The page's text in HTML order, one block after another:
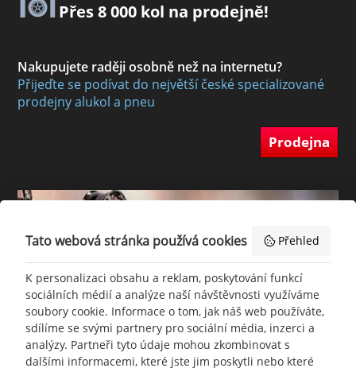
Přes 8 000 kol na prodejně!
Nakupujete raději osobně než na internetu?
Přijeďte se podívat do největší české specializované
prodejny alukol a pneu
Prodejna
Tato webová stránka používá cookies Přehled
K personalizaci obsahu a reklam, poskytování funkcí
sociálních médií a analýze naší návštěvnosti využíváme
soubory cookie. Informace o tom, jak náš web používáte,
sdílíme se svými partnery pro sociální média, inzerci a
analýzy. Partneři tyto údaje mohou zkombinovat s
dalšími informacemi, které jste jim poskytli nebo které